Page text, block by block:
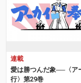
連載
愛は勝つんだ象──〈ア
行〉第29巻